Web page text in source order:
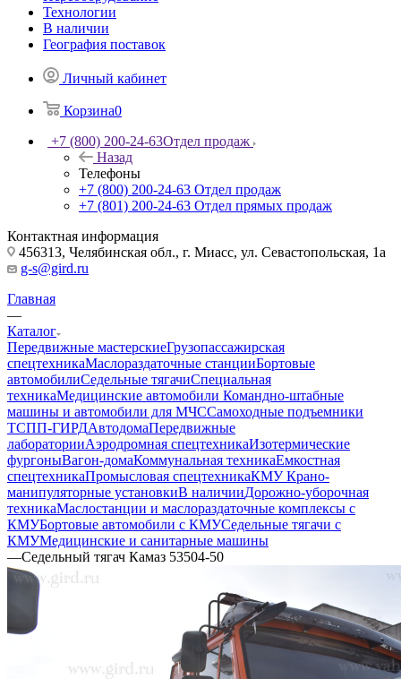
Технологии
В наличии
География поставок
Личный кабинет
Корзина0
+7 (800) 200-24-63Отдел продаж
Назад
Телефоны
+7 (800) 200-24-63 Отдел продаж
+7 (801) 200-24-63 Отдел прямых продаж
Контактная информация
456313, Челябинская обл., г. Миасс, ул. Севастопольская, 1а
g-s@gird.ru
Главная
—
Каталог
Передвижные мастерскиеГрузопассажирская
спецтехникаМаслораздаточные станцииБортовые
автомобилиСедельные тягачиСпециальная
техникаМедицинские автомобили Командно-штабные
машины и автомобили для МЧССамоходные подъемники
ТСПП-ГИРДАвтодомаПередвижные
лабораторииАэродромная спецтехникаИзотермические
фургоныВагон-домаКоммунальная техникаЕмкостная
спецтехникаПромысловая спецтехникаКМУ Крано-
манипуляторные установкиВ наличииДорожно-уборочная
техникаМаслостанции и маслораздаточные комплексы с
КМУБортовые автомобили с КМУСедельные тягачи с
КМУМедицинские и санитарные машины
—Седельный тягач Камаз 53504-50